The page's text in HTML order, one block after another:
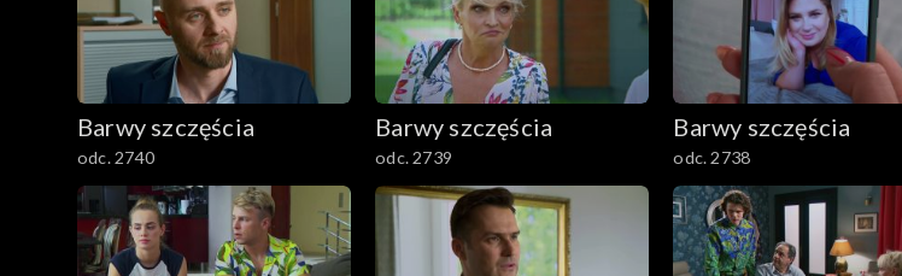
Barwy szczęścia
odc. 2740
Barwy szczęścia
odc. 2739
Barwy szczęścia
odc. 2738